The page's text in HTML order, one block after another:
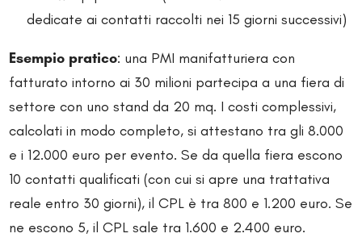
dedicate ai contatti raccolti nei 15 giorni successivi)
Esempio pratico: una PMI manifatturiera con
fatturato intorno ai 30 milioni partecipa a una fiera di
settore con uno stand da 20 mq. I costi complessivi,
calcolati in modo completo, si attestano tra gli 8.000
e i 12.000 euro per evento. Se da quella fiera escono
10 contatti qualificati (con cui si apre una trattativa
reale entro 30 giorni), il CPL è tra 800 e 1.200 euro. Se
ne escono 5, il CPL sale tra 1.600 e 2.400 euro.